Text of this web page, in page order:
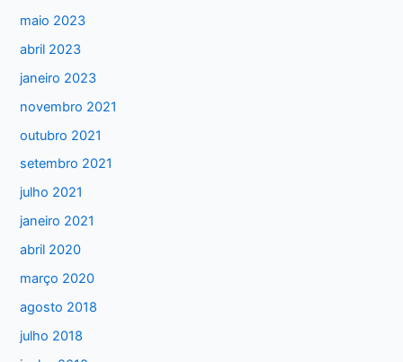
p
o
r
:
maio 2023
abril 2023
janeiro 2023
novembro 2021
outubro 2021
setembro 2021
julho 2021
janeiro 2021
abril 2020
março 2020
agosto 2018
julho 2018